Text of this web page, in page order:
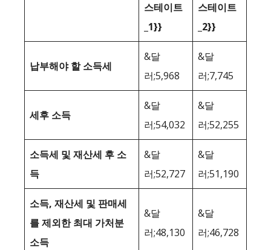
스테이트
_1}}
스테이트
_2}}
납부해야 할 소득세
&달
러;5,968
&달
러;7,745
세후 소득
&달
러;54,032
&달
러;52,255
소득세 및 재산세 후 소
득
&달
러;52,727
&달
러;51,190
소득, 재산세 및 판매세
를 제외한 최대 가처분
소득
&달
러;48,130
&달
러;46,728